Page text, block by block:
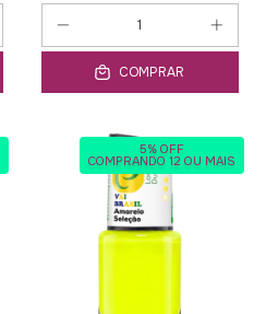
COMPRAR
5% OFF
COMPRANDO 12 OU MAIS